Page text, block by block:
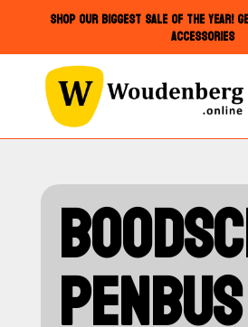
SHOP OUR BIGGEST SALE OF THE YEAR!
ACCESSORIES